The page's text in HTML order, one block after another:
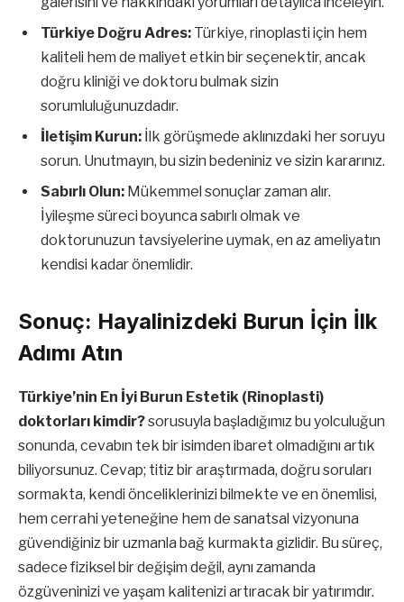
Türkiye Doğru Adres: Türkiye, rinoplasti için hem
kaliteli hem de maliyet etkin bir seçenektir, ancak
doğru kliniği ve doktoru bulmak sizin
sorumluluğunuzdadır.
İletişim Kurun: İlk görüşmede aklınızdaki her soruyu
sorun. Unutmayın, bu sizin bedeniniz ve sizin kararınız.
Sabırlı Olun: Mükemmel sonuçlar zaman alır.
İyileşme süreci boyunca sabırlı olmak ve
doktorunuzun tavsiyelerine uymak, en az ameliyatın
kendisi kadar önemlidir.
Sonuç: Hayalinizdeki Burun İçin İlk
Adımı Atın
Türkiye’nin En İyi Burun Estetik (Rinoplasti)
doktorları kimdir?sorusuyla başladığımız bu yolculuğun
sonunda, cevabın tek bir isimden ibaret olmadığını artık
biliyorsunuz. Cevap; titiz bir araştırmada, doğru soruları
sormakta, kendi önceliklerinizi bilmekte ve en önemlisi,
hem cerrahi yeteneğine hem de sanatsal vizyonuna
güvendiğiniz bir uzmanla bağ kurmakta gizlidir. Bu süreç,
sadece fiziksel bir değişim değil, aynı zamanda
özgüveninizi ve yaşam kalitenizi artıracak bir yatırımdır.